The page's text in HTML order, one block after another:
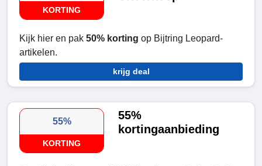
KORTING
Kijk hier en pak 50% korting op Bijtring Leopard-
artikelen.
krijg deal
55%
KORTING
55%
kortingaanbieding